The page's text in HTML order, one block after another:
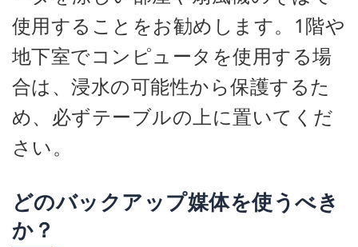
使用することをお勧めします。1階や
地下室でコンピュータを使用する場
合は、浸水の可能性から保護するた
め、必ずテーブルの上に置いてくだ
さい。
どのバックアップ媒体を使うべき
か？